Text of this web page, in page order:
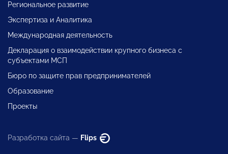
Региональное развитие
Экспертиза и Аналитика
Международная деятельность
Декларация о взаимодействии крупного бизнеса с
субъектами МСП
Бюро по защите прав предпринимателей
Образование
Проекты
Разработка сайта — Flips